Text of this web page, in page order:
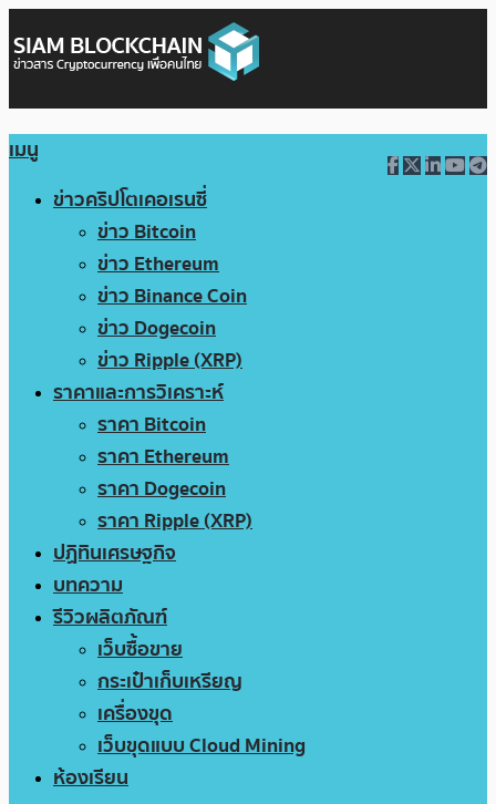
เมนู
ข่าวคริปโตเคอเรนซี่
ข่าว Bitcoin
ข่าว Ethereum
ข่าว Binance Coin
ข่าว Dogecoin
ข่าว Ripple (XRP)
ราคาและการวิเคราะห์
ราคา Bitcoin
ราคา Ethereum
ราคา Dogecoin
ราคา Ripple (XRP)
ปฏิทินเศรษฐกิจ
บทความ
รีวิวผลิตภัณฑ์
เว็บซื้อขาย
กระเป๋าเก็บเหรียญ
เครื่องขุด
เว็บขุดแบบ Cloud Mining
ห้องเรียน